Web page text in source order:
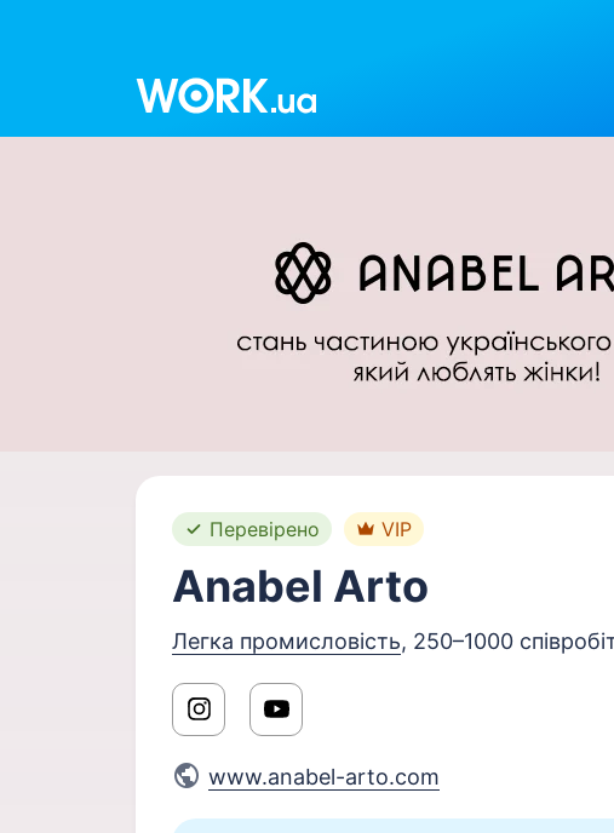
Перевірено VIP
Anabel Arto
Легка промисловість, 250–1000
www.anabel-arto.com